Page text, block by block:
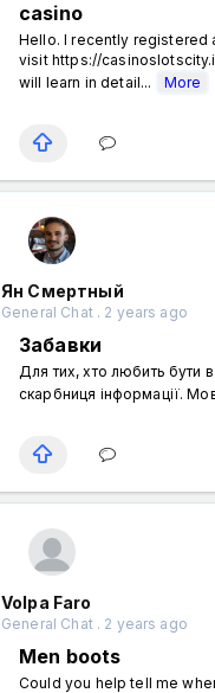
casino
Hello. I recently registered
visit https://
will learn in detail...
More
Ян Смертный
General Chat . 2 years ago
Забавки
Для тих, хто любить бути
скарбниця інформації.
Volpa Faro
General Chat . 2 years ago
Men boots
Could you help tell me